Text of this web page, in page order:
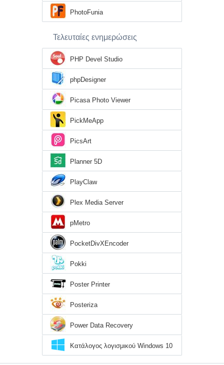
PhotoFunia
Τελευταίες ενημερώσεις
PHP Devel Studio
phpDesigner
Picasa Photo Viewer
PickMeApp
PicsArt
Planner 5D
PlayClaw
Plex Media Server
pMetro
PocketDivXEncoder
Pokki
Poster Printer
Posteriza
Power Data Recovery
Κατάλογος λογισμικού Windows 10